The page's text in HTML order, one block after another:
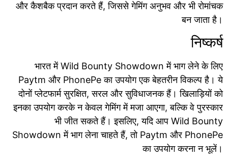
और कैशबैक प्रदान करते हैं, जिससे गेमिंग अनुभव और भी रोमांचक
बन जाता है।
निष्कर्ष
भारत में Wild Bounty Showdown में भाग लेने के लिए
Paytm और PhonePe का उपयोग एक बेहतरीन विकल्प है। ये
दोनों प्लेटफार्म सुरक्षित, सरल और सुविधाजनक हैं। खिलाड़ियों को
इनका उपयोग करके न केवल गेमिंग में मजा आएगा, बल्कि वे पुरस्कार
भी जीत सकते हैं। इसलिए, यदि आप Wild Bounty
Showdown में भाग लेना चाहते हैं, तो Paytm और PhonePe
का उपयोग करना न भूलें।